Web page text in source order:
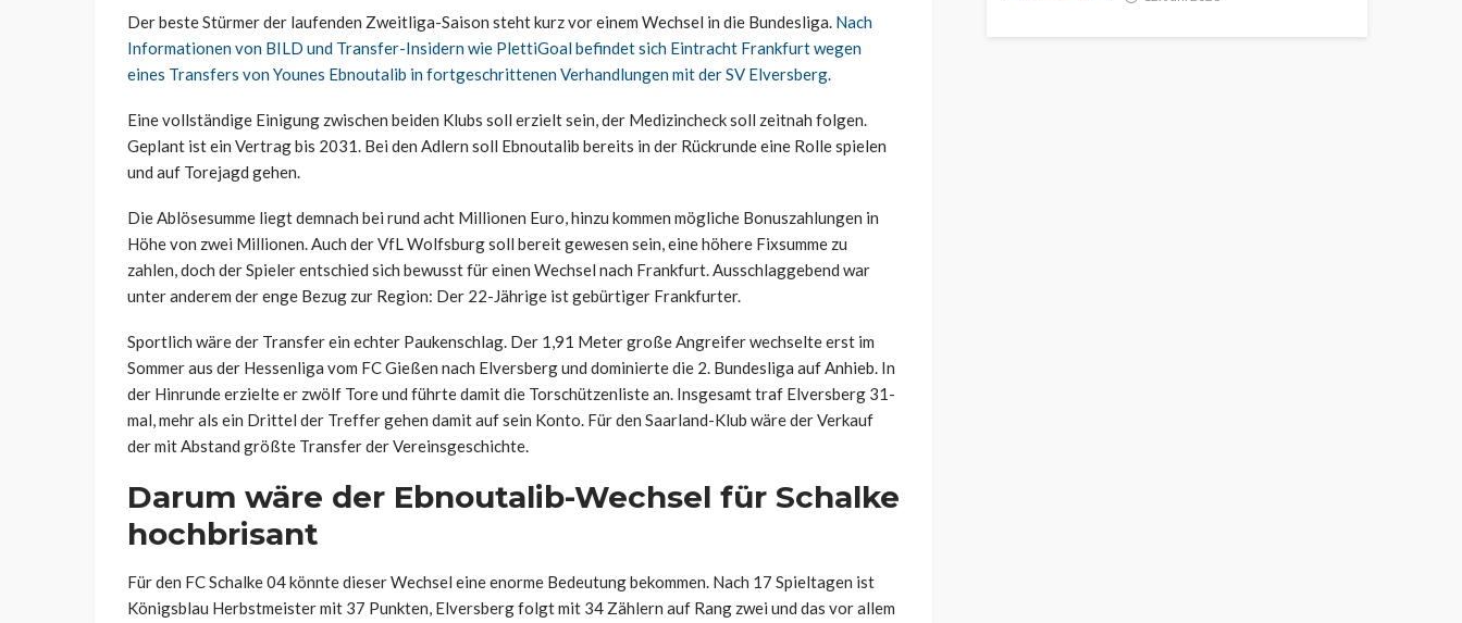
Der beste Stürmer der laufenden Zweitliga-Saison steht kurz vor einem Wechsel in die Bundesliga. Nach
Informationen von BILD und Transfer-Insidern wie PlettiGoal befindet sich Eintracht Frankfurt wegen
eines Transfers von Younes Ebnoutalib in fortgeschrittenen Verhandlungen mit der SV Elversberg.
Eine vollständige Einigung zwischen beiden Klubs soll erzielt sein, der Medizincheck soll zeitnah folgen.
Geplant ist ein Vertrag bis 2031. Bei den Adlern soll Ebnoutalib bereits in der Rückrunde eine Rolle spielen
und auf Torejagd gehen.
Die Ablösesumme liegt demnach bei rund acht Millionen Euro, hinzu kommen mögliche Bonuszahlungen in
Höhe von zwei Millionen. Auch der VfL Wolfsburg soll bereit gewesen sein, eine höhere Fixsumme zu
zahlen, doch der Spieler entschied sich bewusst für einen Wechsel nach Frankfurt. Ausschlaggebend war
unter anderem der enge Bezug zur Region: Der 22-Jährige ist gebürtiger Frankfurter.
Sportlich wäre der Transfer ein echter Paukenschlag. Der 1,91 Meter große Angreifer wechselte erst im
Sommer aus der Hessenliga vom FC Gießen nach Elversberg und dominierte die 2. Bundesliga auf Anhieb. In
der Hinrunde erzielte er zwölf Tore und führte damit die Torschützenliste an. Insgesamt traf Elversberg 31-
mal, mehr als ein Drittel der Treffer gehen damit auf sein Konto. Für den Saarland-Klub wäre der Verkauf
der mit Abstand größte Transfer der Vereinsgeschichte.
Darum wäre der Ebnoutalib-Wechsel für Schalke
hochbrisant
Für den FC Schalke 04 könnte dieser Wechsel eine enorme Bedeutung bekommen. Nach 17 Spieltagen ist
Königsblau Herbstmeister mit 37 Punkten, Elversberg folgt mit 34 Zählern auf Rang zwei und das vor allem